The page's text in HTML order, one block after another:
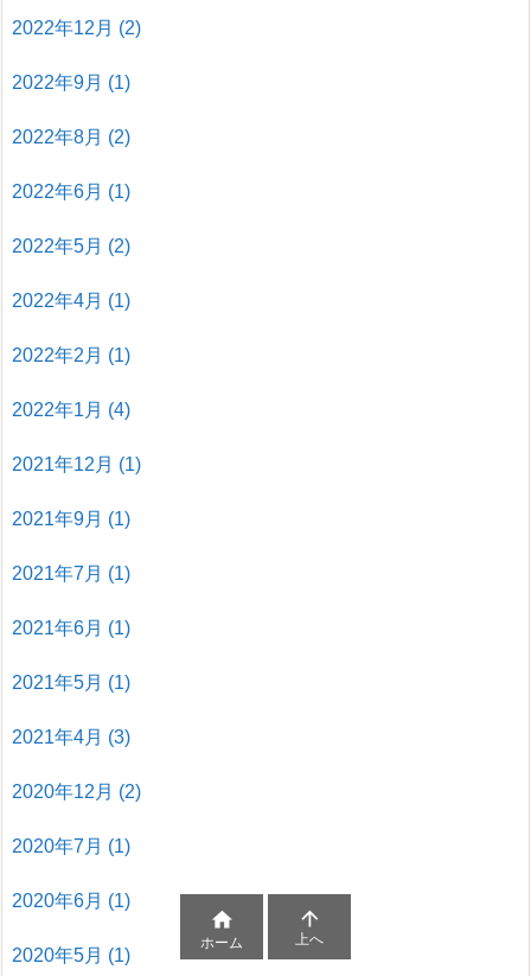
2022年12月 (2)
2022年9月 (1)
2022年8月 (2)
2022年6月 (1)
2022年5月 (2)
2022年4月 (1)
2022年2月 (1)
2022年1月 (4)
2021年12月 (1)
2021年9月 (1)
2021年7月 (1)
2021年6月 (1)
2021年5月 (1)
2021年4月 (3)
2020年12月 (2)
2020年7月 (1)
2020年6月 (1)
2020年5月 (1)

ホーム

上へ